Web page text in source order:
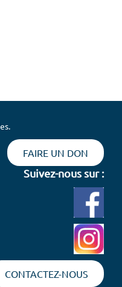
FAIRE UN DON
Suivez-nous sur :
CONTACTEZ-NOUS